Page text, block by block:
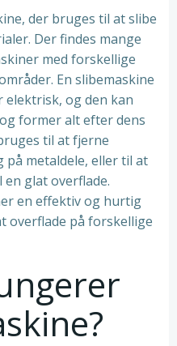
der bruges til at slibe
Der findes mange
med forskellige
En slibemaskine
elektrisk, og den kan
former alt efter dens
til at fjerne
metaldele, eller til at
glat overflade.
en effektiv og hurtig
overflade på forskellige